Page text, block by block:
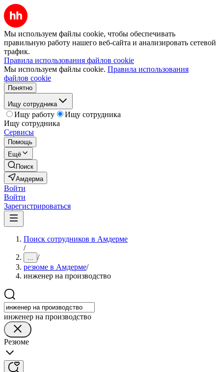
Мы используем файлы cookie, чтобы обеспечивать
правильную работу нашего веб-сайта и анализировать сетевой
трафик.
Правила использования файлов cookie
Мы используем файлы cookie. Правила использования
файлов cookie
Понятно
Ищу сотрудника
Ищу работу
Ищу сотрудника
Ищу сотрудника
Сервисы
Помощь
Ещё
Поиск
Амдерма
Войти
Войти
Зарегистрироваться
Поиск сотрудников в Амдерме
/
... /
резюме в Амдерме/
инженер на производство
инженер на производство
Резюме